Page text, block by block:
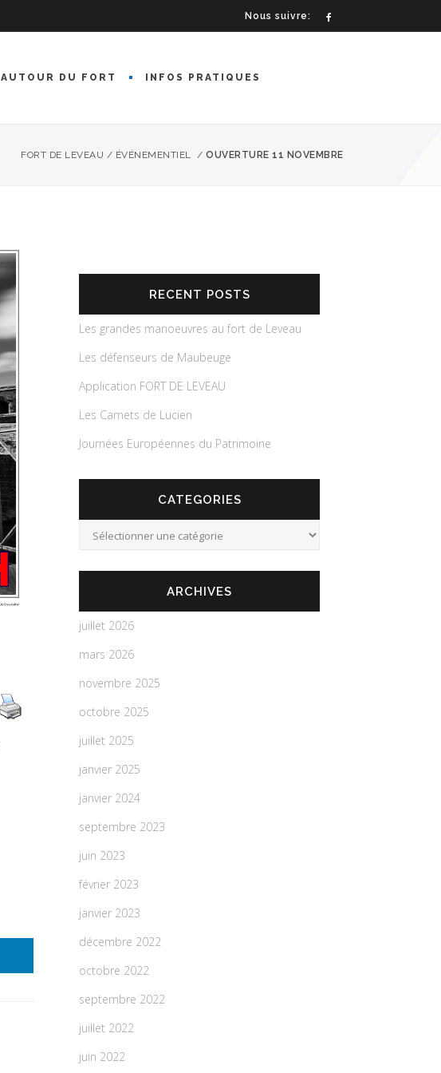
Nous suivre:
AUTOUR DU FORT INFOS PRATIQUES
FORT DE LEVEAU / ÉVÉNEMENTIEL / OUVERTURE 11 NOVEMBRE
RECENT POSTS
Les grandes manoeuvres au fort de Leveau
Les défenseurs de Maubeuge
Application FORT DE LEVEAU
Les Carnets de Lucien
Journées Européennes du Patrimoine
CATEGORIES
Categories
ARCHIVES
juillet 2026
mars 2026
novembre 2025
octobre 2025
juillet 2025
janvier 2025
janvier 2024
septembre 2023
juin 2023
février 2023
janvier 2023
décembre 2022
octobre 2022
septembre 2022
juillet 2022
juin 2022